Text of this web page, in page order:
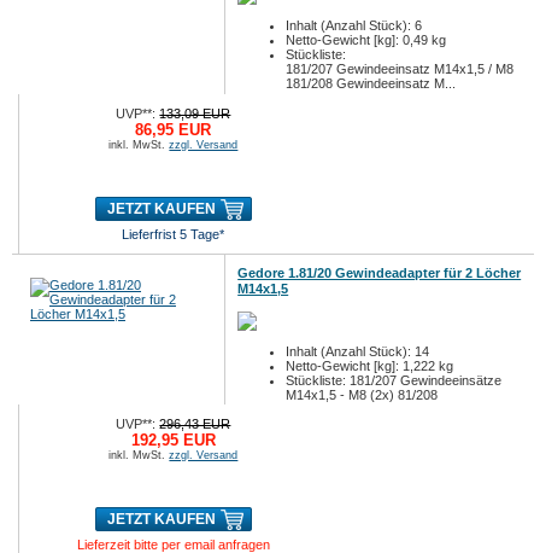
Inhalt (Anzahl Stück): 6
Netto-Gewicht [kg]: 0,49 kg
Stückliste:
181/207 Gewindeeinsatz M14x1,5 / M8
181/208 Gewindeeinsatz M...
UVP**:133,09 EUR
86,95 EUR
inkl. MwSt.zzgl. Versand
JETZT KAUFEN
Lieferfrist 5 Tage*
Gedore 1.81/20 Gewindeadapter für 2 Löcher
M14x1,5
Inhalt (Anzahl Stück): 14
Netto-Gewicht [kg]: 1,222 kg
Stückliste: 181/207 Gewindeeinsätze
M14x1,5 - M8 (2x) 81/208
UVP**:296,43 EUR
192,95 EUR
inkl. MwSt.zzgl. Versand
JETZT KAUFEN
Lieferzeit bitte per email anfragen